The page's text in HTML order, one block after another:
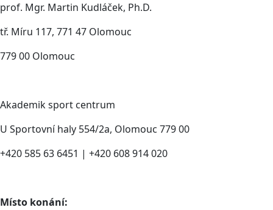
prof. Mgr. Martin Kudláček, Ph.D.
tř. Míru 117, 771 47 Olomouc
779 00 Olomouc
Akademik sport centrum
U Sportovní haly 554/2a, Olomouc 779 00
+420 585 63 6451 | +420 608 914 020
Místo konání: